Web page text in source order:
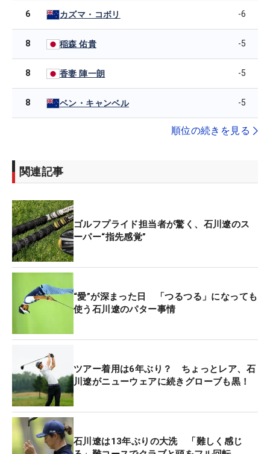
6 カズマ・コボリ -6
8 稲森 佑貴 -5
8 香妻 陣一朗 -5
8 ベン・キャンベル -5
順位の続きを見る
関連記事
ゴルフプライド担当者が驚く、石川遼のス
ーパー“指先感覚”
“愛”が深まった日 「つるつる」になっても
使う石川遼のパター事情
ツアー着用は6年ぶり？ ちょっとレア、石
川遼がニューウェアに続きグローブも黒！
石川遼は13年ぶりの大洗 「難しく感じ